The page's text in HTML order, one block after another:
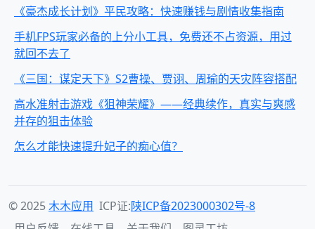
《豪杰成长计划》平民攻略：快速赚钱与剧情收集指南
手机FPS玩家必备的上分小工具，免费还不占资源，用过
就回不去了
《三国：谋定天下》S2曹操、贾诩、周瑜的天灾阵容搭配
高水准射击游戏《狙神荣耀》——经典续作，真实与爽感
并存的狙击体验
怎么才能快速提升妃子的痴心值？
© 2025木木应用 ICP证:陕ICP备2023000302号-8